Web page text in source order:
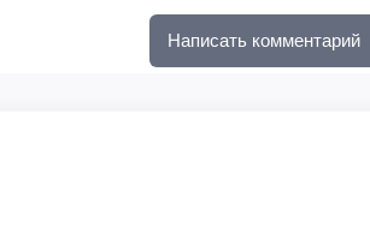
Написать комментарий